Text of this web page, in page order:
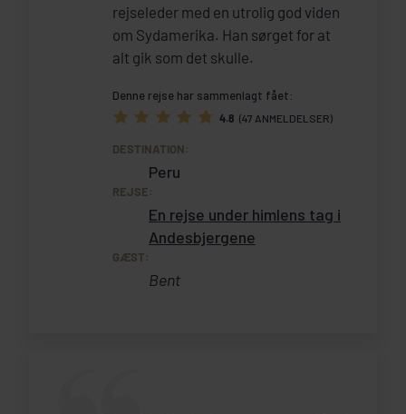
rejseleder med en utrolig god viden
om Sydamerika. Han sørget for at
alt gik som det skulle.
Denne rejse har sammenlagt fået:
4.8 (47 ANMELDELSER)
DESTINATION:
Peru
REJSE:
En rejse under himlens tag i
Andesbjergene
GÆST:
Bent